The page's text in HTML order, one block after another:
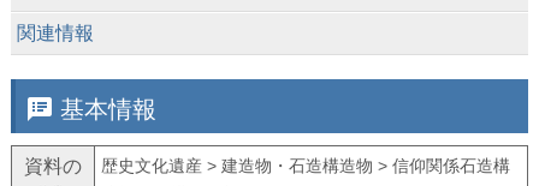
関連情報
speaker_notes 基本情報
資料の
歴史文化遺産 > 建造物・石造構造物 > 信仰関係石造構